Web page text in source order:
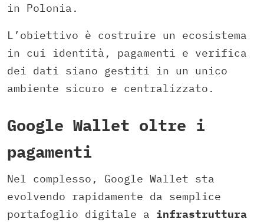
in Polonia.
L’obiettivo è costruire un ecosistema
in cui identità, pagamenti e verifica
dei dati siano gestiti in un unico
ambiente sicuro e centralizzato.
Google Wallet oltre i
pagamenti
Nel complesso, Google Wallet sta
evolvendo rapidamente da semplice
portafoglio digitale a infrastruttura